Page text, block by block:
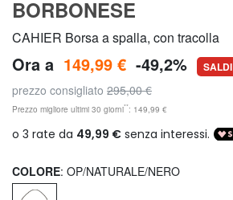
BORBONESE
CAHIER Borsa a spalla, con tracolla
Ora a 149,99 € -49,2% SALDI
prezzo consigliato 295,00 €
Prezzo migliore ultimi 30 giorni**: 149,99 €
COLORE: OP/NATURALE/NERO